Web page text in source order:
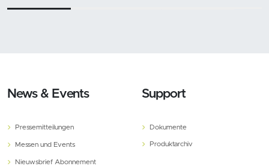
News & Events
Pressemitteilungen
Messen und Events
Nieuwsbrief Abonnement
Support
Dokumente
Produktarchiv